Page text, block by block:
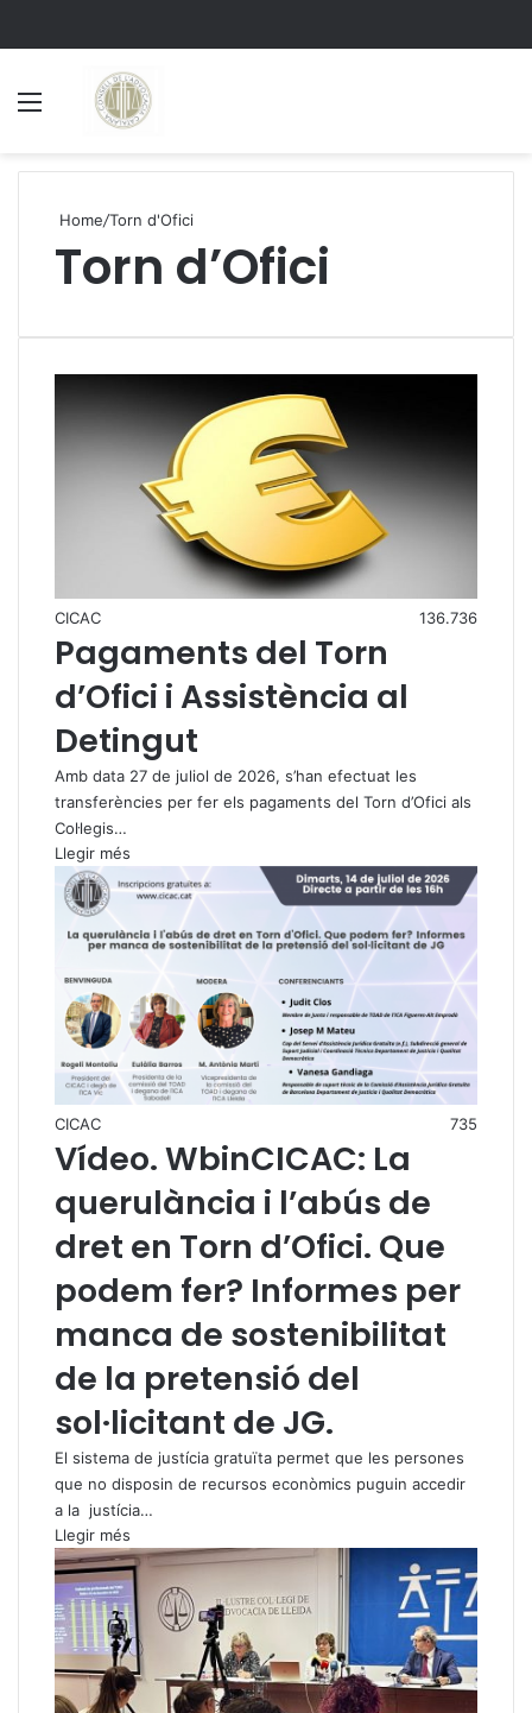
Home/Torn d'Ofici
Torn d’Ofici
CICAC 136.736
Pagaments del Torn
d’Ofici i Assistència al
Detingut
Amb data 27 de juliol de 2026, s’han efectuat les
transferències per fer els pagaments del Torn d’Ofici als
Col·legis…
Llegir més
CICAC 735
Vídeo. WbinCICAC: La
querulància i l’abús de
dret en Torn d’Ofici. Que
podem fer? Informes per
manca de sostenibilitat
de la pretensió del
sol·licitant de JG.
El sistema de justícia gratuïta permet que les persones
que no disposin de recursos econòmics puguin accedir
a la justícia…
Llegir més